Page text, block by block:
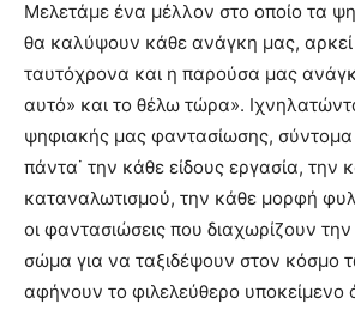
Μελετάμε ένα μέλλον στο οποίο τα
θα καλύψουν κάθε ανάγκη μας, αρκεί
ταυτόχρονα και η παρούσα μας
αυτό» και το θέλω τώρα».
ψηφιακής μας φαντασίωσης,
πάντα˙ την κάθε είδους εργασία, την
καταναλωτισμού, την κάθε μορφή
οι φαντασιώσεις που διαχωρίζουν
σώμα για να ταξιδέψουν στον κόσμο
αφήνουν το φιλελεύθερο υποκείμενο